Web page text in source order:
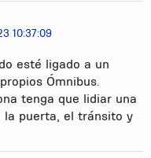
10:37:09
esté ligado a un
Ómnibus.
tenga que lidiar una
la puerta, el tránsito y